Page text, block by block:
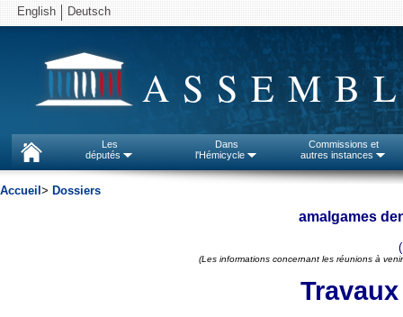
English Deutsch
Les
députés
Dans
l'Hémicycle
Commissions et
autres instances
Accueil > Dossiers
amalgames
(Les informations concernant les réunions à